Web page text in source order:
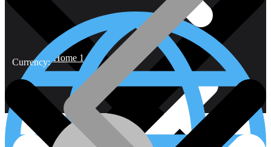
Home 1
Currency: